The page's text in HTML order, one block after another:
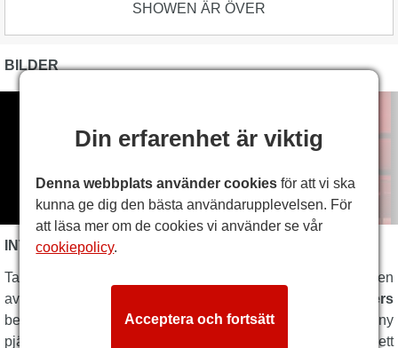
SHOWEN ÄR ÖVER
BILDER
INTER ALIA BESKRIVNING
Ta en nominerad Emmy, Golden Globe och Oscar. Lägg till en
av Londons mest älskade ställen. Blanda in
Suzie Millers
betydande talang. Vad får du? Det ärInter Alia
, en helt ny
pjäs som har premiär på Nationalteaterns lokal i Lyttleton, ett
Din erfarenhet är viktig
Denna webbplats använder cookies för att vi ska
kunna ge dig den bästa användarupplevelsen. För
att läsa mer om de cookies vi använder se vår
cookiepolicy.
Acceptera och fortsätt